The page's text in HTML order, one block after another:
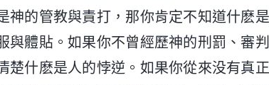
神的管教與責打，那你肯定不知道什麽
與體貼。如果你不曾經歷神的刑罰、審
楚什麽是人的悖逆。如果你從來没有真